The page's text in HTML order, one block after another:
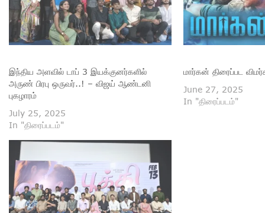
இந்திய அளவில் டாப் 3 இயக்குனர்களில்
அருண் பிரபு ஒருவர்..! – விஜய் ஆண்டனி
புகழாரம்
July 25, 2025
In "திரைப்படம்"
மார்கன் திரைப்பட
June 27, 2025
In "திரைப்படம்"